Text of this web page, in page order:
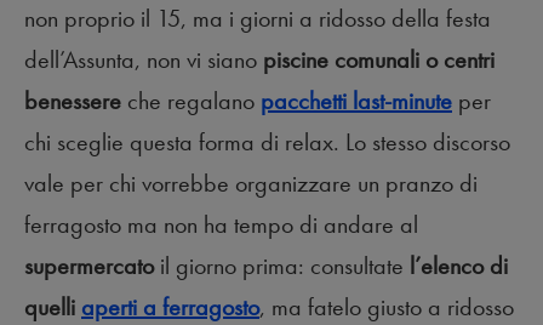
non proprio il 15, ma i giorni a ridosso della festa
dell’Assunta, non vi siano piscine comunali o centri
benessere che regalano pacchetti last-minute per
chi sceglie questa forma di relax. Lo stesso discorso
vale per chi vorrebbe organizzare un pranzo di
ferragosto ma non ha tempo di andare al
supermercatoil giorno prima: consultate l’elenco di
quelli aperti a ferragosto, ma fatelo giusto a ridosso